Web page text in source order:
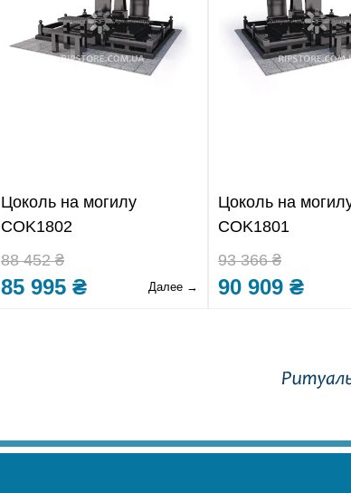
Цоколь на могилу
COK1802
88 452 ₴
85 995 ₴ Далее →
Цоколь на
COK1801
93 366 ₴
90 909 ₴